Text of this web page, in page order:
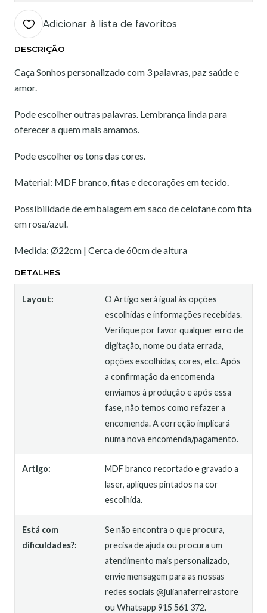
Adicionar à lista de favoritos
DESCRIÇÃO
Caça Sonhos personalizado com 3 palavras, paz saúde e
amor.
Pode escolher outras palavras. Lembrança linda para
oferecer a quem mais amamos.
Pode escolher os tons das cores.
Material: MDF branco, fitas e decorações em tecido.
Possibilidade de embalagem em saco de celofane com fita
em rosa/azul.
Medida: Ø22cm | Cerca de 60cm de altura
DETALHES
Layout:
O Artigo será igual às opções
escolhidas e informações recebidas.
Verifique por favor qualquer erro de
digitação, nome ou data errada,
opções escolhidas, cores, etc. Após
a confirmação da encomenda
enviamos à produção e após essa
fase, não temos como refazer a
encomenda. A correção implicará
numa nova encomenda/pagamento.
Artigo:
MDF branco recortado e gravado a
laser, apliques pintados na cor
escolhida.
Está com
dificuldades?:
Se não encontra o que procura,
precisa de ajuda ou procura um
atendimento mais personalizado,
envie mensagem para as nossas
redes sociais @julianaferreirastore
ou Whatsapp 915 561 372.